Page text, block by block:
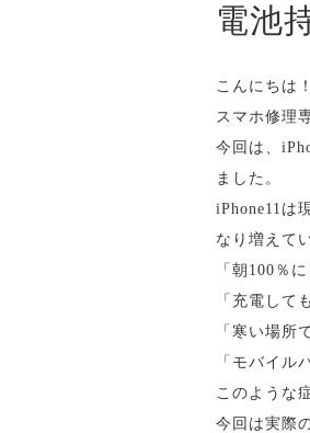
電池
こんにちは！
スマホ修理
今回は、
ました。
iPhone11は
なり増えて
「朝100％
「充電して
「寒い場所
「モバイル
このような
今回は実際